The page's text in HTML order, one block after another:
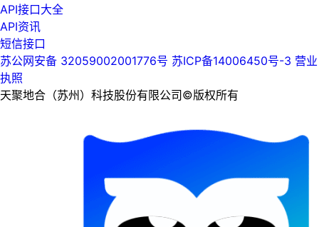
API接口大全
API资讯
短信接口
苏公网安备 32059002001776号 苏ICP备14006450号-3 营业
执照
天聚地合（苏州）科技股份有限公司©版权所有